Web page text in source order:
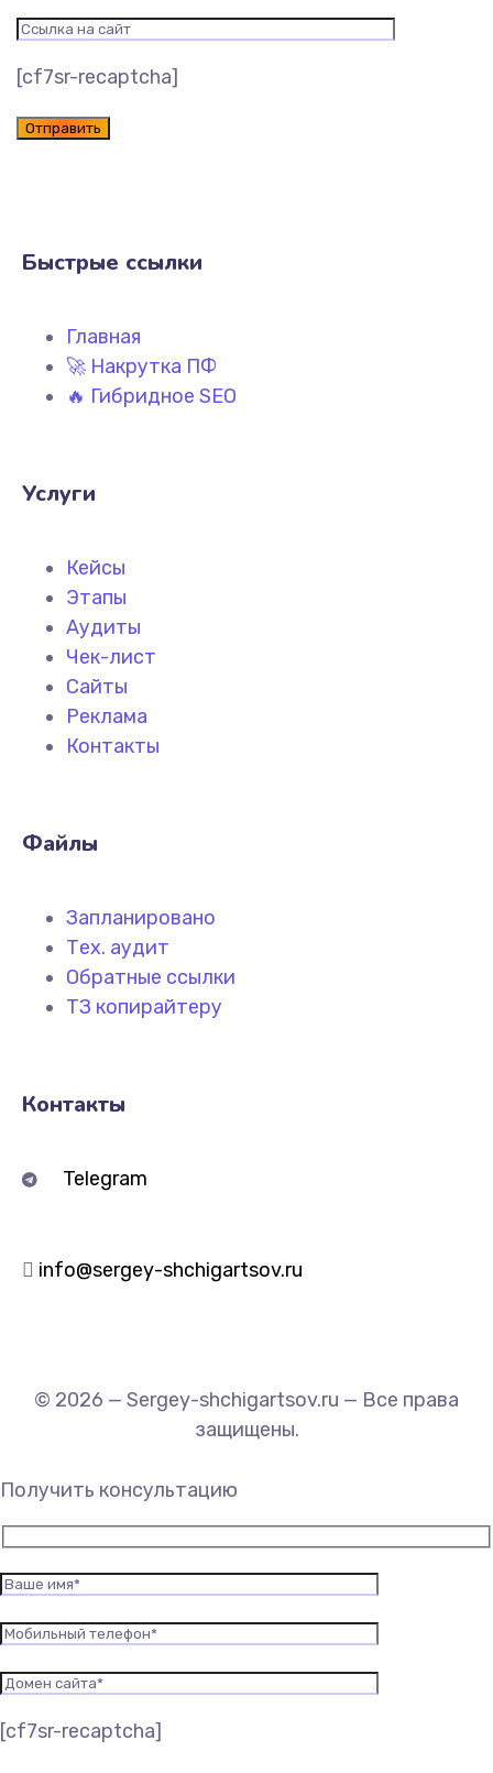
[cf7sr-recaptcha]
Быстрые ссылки
Главная
🚀 Накрутка ПФ
🔥 Гибридное SEO
Услуги
Кейсы
Этапы
Аудиты
Чек-лист
Сайты
Реклама
Контакты
Файлы
Запланировано
Тех. аудит
Обратные ссылки
ТЗ копирайтеру
Контакты
Telegram
info@sergey-shchigartsov.ru
© 2026 — Sergey-shchigartsov.ru — Все права
защищены.
Получить консультацию
[cf7sr-recaptcha]